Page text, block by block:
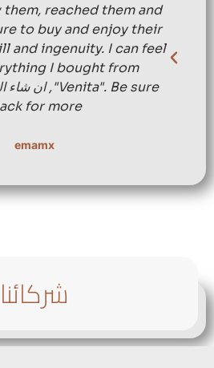
reached them and
to buy and enjoy their
and ingenuity. I can feel
I bought from
for more.
emamx
شركائنا